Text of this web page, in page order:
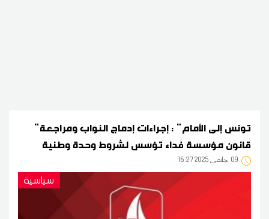
"تونس إلى الأمام" : إجراءات إدماج النواب ومراجعة
قانون مؤسسة فداء تؤسس لشروط وحدة وطنية
09 16:27 2025 جانفي
سياسية